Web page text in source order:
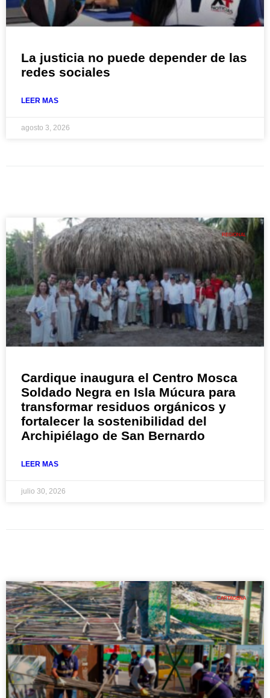
La justicia no puede depender de las
redes sociales
LEER MAS
agosto 3, 2026
REGIONAL
Cardique inaugura el Centro Mosca
Soldado Negra en Isla Múcura para
transformar residuos orgánicos y
fortalecer la sostenibilidad del
Archipiélago de San Bernardo
LEER MAS
julio 30, 2026
CARTAGENA